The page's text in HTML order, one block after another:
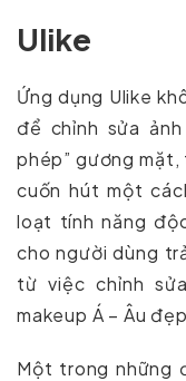
Ulike
Ứng dụng Ulike
để chỉnh sửa
phép” gương
cuốn hút một
loạt tính năng
cho người dùng
từ việc chỉnh
makeup Á – Âu
Một trong những